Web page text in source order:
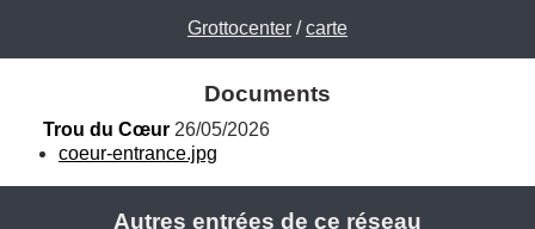
Grottocenter /carte
Documents
Trou du Cœur 26/05/2026
coeur-entrance.jpg
Autres entrées de ce réseau